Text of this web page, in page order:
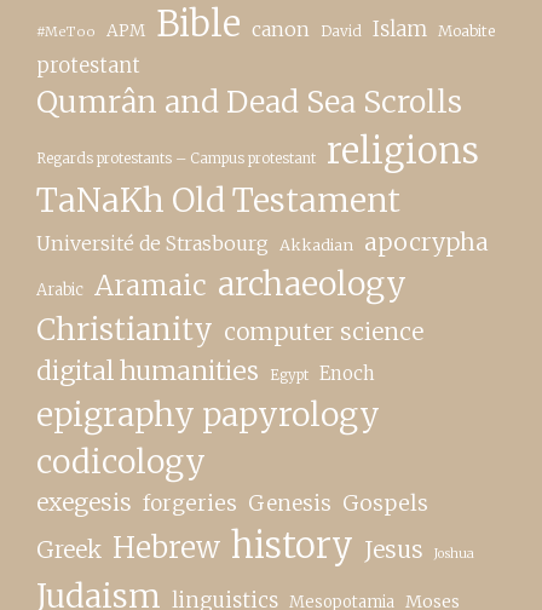
#MeToo APM Bible canon David Islam Moabite
protestant
Qumrân and Dead Sea Scrolls
Regards protestants – Campus protestant religions
TaNaKh Old Testament
Université de Strasbourg Akkadian apocrypha
Arabic Aramaic archaeology
Christianity computer science
digital humanities Egypt Enoch
epigraphy papyrology
codicology
exegesis forgeries Genesis Gospels
Greek Hebrew history Jesus Joshua
Judaism linguistics Mesopotamia Moses